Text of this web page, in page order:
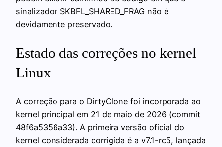
sinalizador SKBFL_SHARED_FRAG não é
devidamente preservado.
Estado das correções no kernel
Linux
A correção para o DirtyClone foi incorporada ao
kernel principal em 21 de maio de 2026 (commit
48f6a5356a33). A primeira versão oficial do
kernel considerada corrigida é a v7.1-rc5, lançada